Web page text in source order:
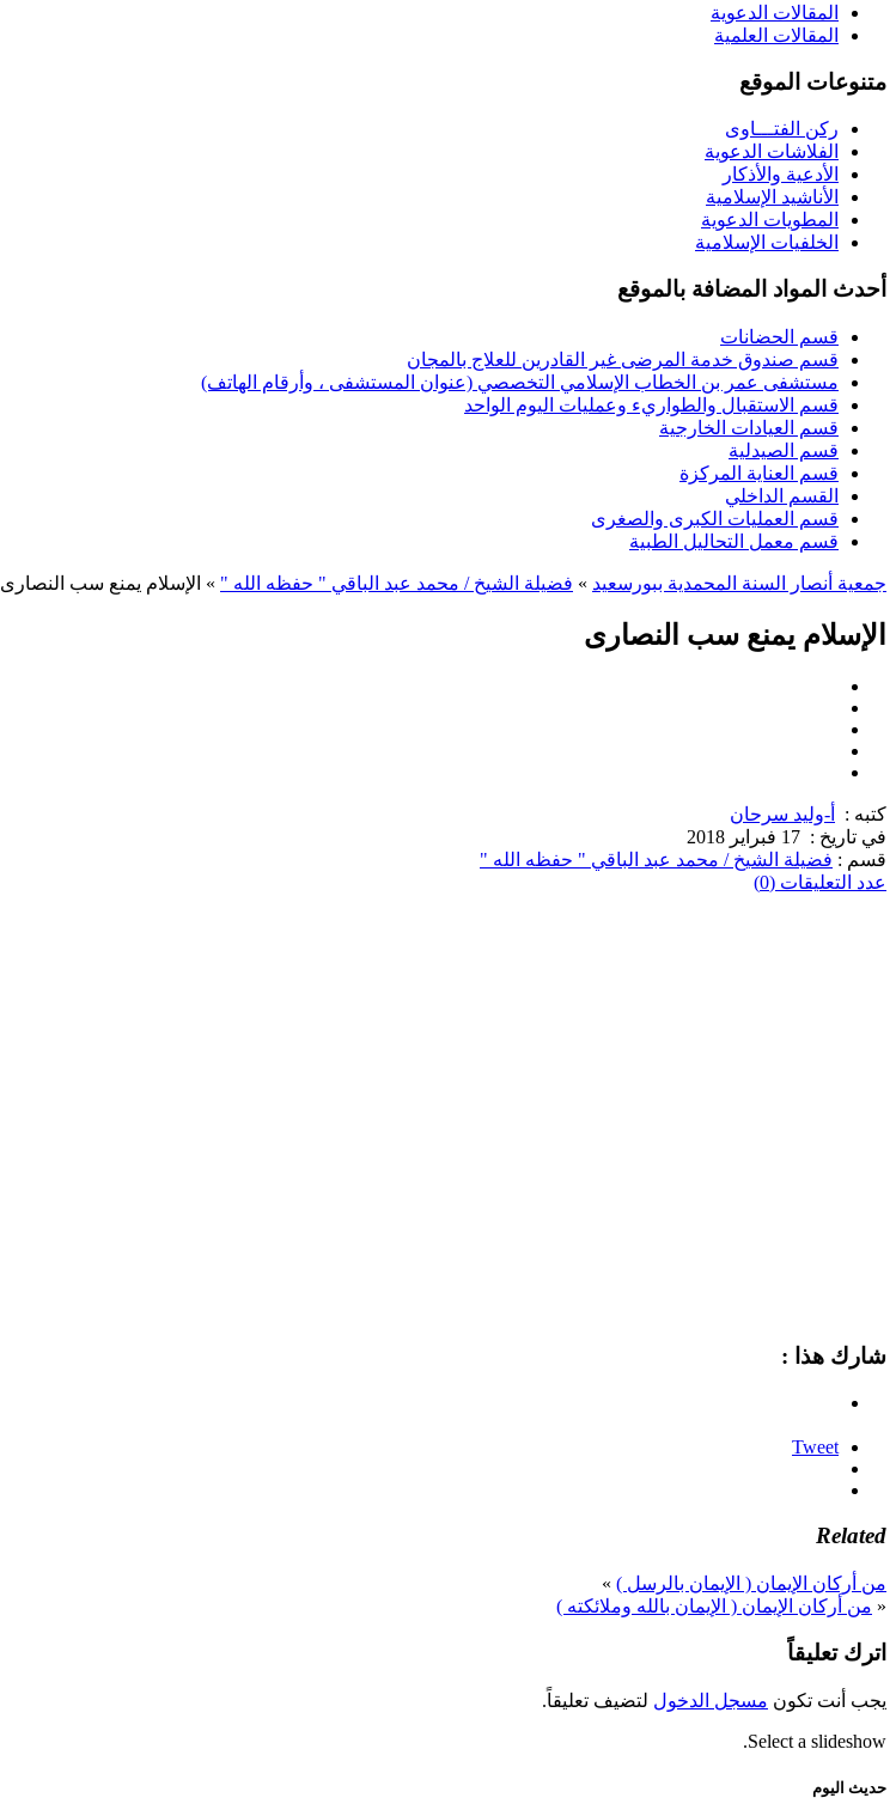
المقالات الدعوية
المقالات العلمية
متنوعات الموقع
ركن الفتـــاوى
الفلاشات الدعوية
الأدعية والأذكار
الأناشيد الإسلامية
المطويات الدعوية
الخلفيات الإسلامية
أحدث المواد المضافة بالموقع
قسم الحضانات
قسم صندوق خدمة المرضى غير القادرين للعلاج بالمجان
مستشفى عمر بن الخطاب الإسلامي التخصصي (عنوان المستشفى ، وأرقام الهاتف)
قسم الاستقبال والطواريء وعمليات اليوم الواحد
قسم العيادات الخارجية
قسم الصيدلية
قسم العناية المركزة
القسم الداخلي
قسم العمليات الكبرى والصغرى
قسم معمل التحاليل الطبية
جمعية أنصار السنة المحمدية ببورسعيد » فضيلة الشيخ / محمد عبد الباقي " حفظه الله " » الإسلام يمنع سب النصارى
الإسلام يمنع سب النصارى
كتبه :
أ-وليد سرحان
في تاريخ : 17 فبراير 2018
قسم : فضيلة الشيخ / محمد عبد الباقي " حفظه الله "
عدد التعليقات (0)
شارك هذا :
Tweet
Related
من أركان الإيمان ( الإيمان بالرسل ) »
« من أركان الإيمان ( الإيمان بالله وملائكته )
اترك تعليقاً
يجب أنت تكون مسجل الدخول لتضيف تعليقاً.
Select a slideshow.
حديث اليوم